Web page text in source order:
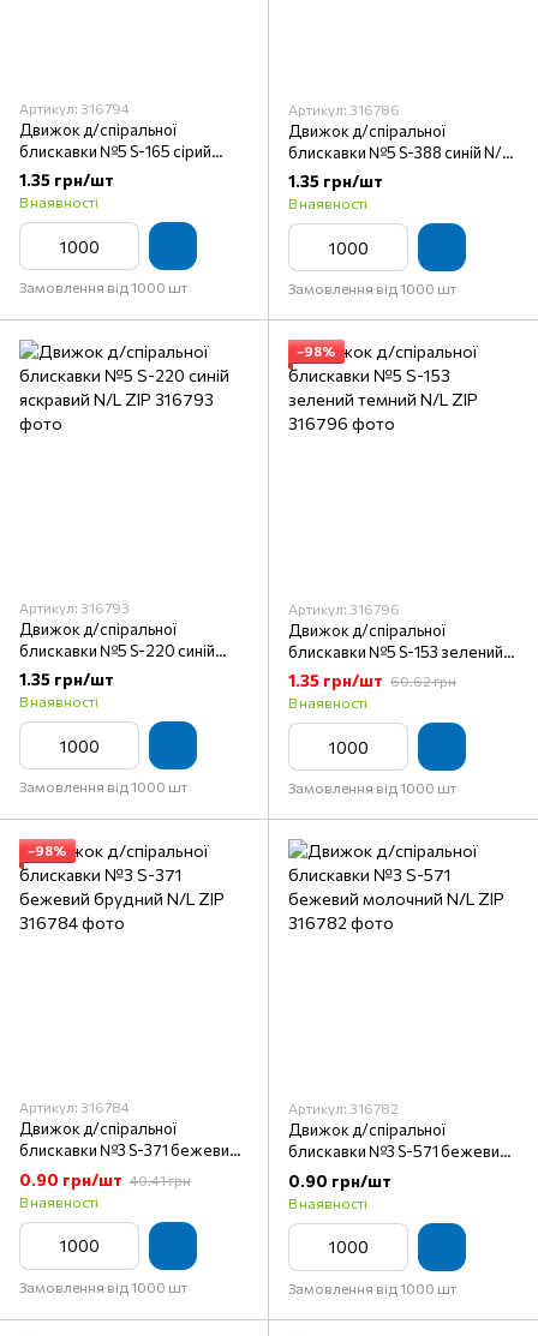
Артикул: 316794
Движок д/спіральної
блискавки №5 S-165 сірий
світлий N/L ZIP
1.35 грн/шт
В наявності
Замовлення від 1000 шт
Артикул: 316786
Движок д/спіральної
блискавки №5 S-388 синій N/L
ZIP
1.35 грн/шт
В наявності
Замовлення від 1000 шт
Артикул: 316793
Движок д/спіральної
блискавки №5 S-220 синій
яскравий N/L ZIP
1.35 грн/шт
В наявності
Замовлення від 1000 шт
−98%
Артикул: 316796
Движок д/спіральної
блискавки №5 S-153 зелений
темний N/L ZIP
1.35 грн/шт 60.62 грн
В наявності
Замовлення від 1000 шт
−98%
Артикул: 316784
Движок д/спіральної
блискавки №3 S-371 бежевий
брудний N/L ZIP
0.90 грн/шт 40.41 грн
В наявності
Замовлення від 1000 шт
Артикул: 316782
Движок д/спіральної
блискавки №3 S-571 бежевий
молочний N/L ZIP
0.90 грн/шт
В наявності
Замовлення від 1000 шт